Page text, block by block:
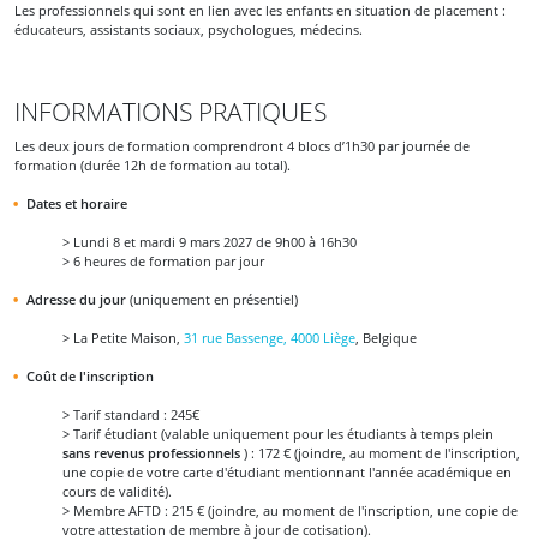
Les professionnels qui sont en lien avec les enfants en situation de placement :
éducateurs, assistants sociaux, psychologues, médecins.
INFORMATIONS PRATIQUES
Les deux jours de formation comprendront 4 blocs d’1h30 par journée de
formation (durée 12h de formation au total).
Dates et horaire
> Lundi 8 et mardi 9 mars 2027 de 9h00 à 16h30
> 6 heures de formation par jour
Adresse du jour(uniquement en présentiel)
> La Petite Maison, 31 rue Bassenge, 4000 Liège, Belgique
Coût de l'inscription
> Tarif standard : 245€
> Tarif étudiant (valable uniquement pour les étudiants à temps plein
sans revenus professionnels ) : 172 € (joindre, au moment de l'inscription,
une copie de votre carte d'étudiant mentionnant l'année académique en
cours de validité).
> Membre AFTD : 215 € (joindre, au moment de l'inscription, une copie de
votre attestation de membre à jour de cotisation).